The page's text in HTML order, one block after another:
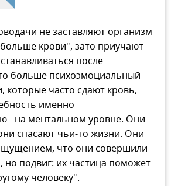
не заставляют организм
крови", зато приучают
после
больше психоэмоциальный
которые часто сдают кровь,
именно
- на ментальном уровне. Они
спасают чьи-то жизни. Они
что они совершили
но подвиг: их частица поможет
человеку".